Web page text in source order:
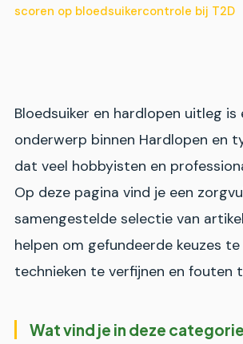
scoren op bloedsuikercontrole bij T2D
Bloedsuiker en hardlopen uitleg is
onderwerp binnen Hardlopen en
dat veel hobbyisten en
Op deze pagina vind je een
samengestelde selectie van
helpen om gefundeerde keuzes te
technieken te verfijnen en fouten
Wat vind je in deze